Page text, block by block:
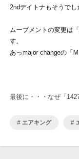
2ndデイトナもそうでし
ムーブメントの変更は
す。
あっmajor changeの「M
最後に・・・なぜ「
エアキング